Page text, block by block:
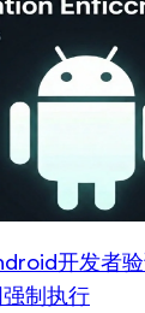
开发者
制执行